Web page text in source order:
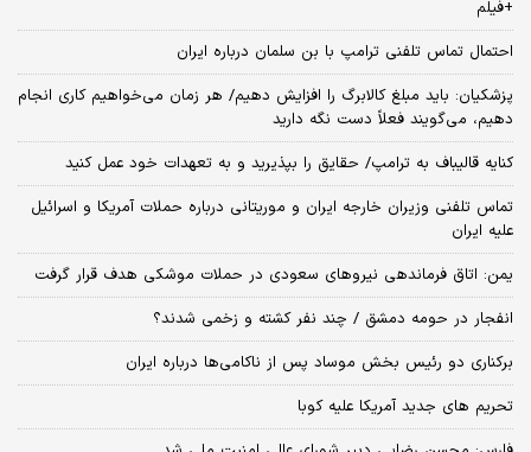
+فیلم
احتمال تماس تلفنی ترامپ با بن سلمان درباره ایران
پزشکیان: باید مبلغ کالابرگ را افزایش دهیم/ هر زمان می‌خواهیم کاری انجام
دهیم، می‌گویند فعلاً دست نگه دارید
کنایه قالیباف به ترامپ/ حقایق را بپذیرید و به تعهدات خود عمل کنید
تماس تلفنی وزیران خارجه ایران و موریتانی درباره حملات آمریکا و اسرائیل
علیه ایران
یمن: اتاق فرماندهی نیروهای سعودی در حملات موشکی هدف قرار گرفت
انفجار در حومه دمشق / چند نفر کشته و زخمی شدند؟
برکناری دو رئیس بخش موساد پس از ناکامی‌ها درباره ایران
تحریم های جدید آمریکا علیه کوبا